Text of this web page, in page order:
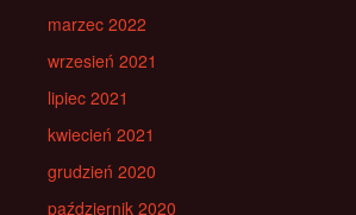
marzec 2022
wrzesień 2021
lipiec 2021
kwiecień 2021
grudzień 2020
październik 2020